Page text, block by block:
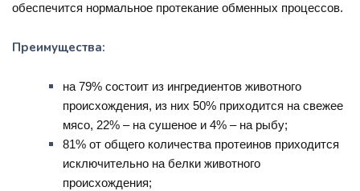
обеспечится нормальное протекание обменных процессов.
Преимущества:
на 79% состоит из ингредиентов животного
происхождения, из них 50% приходится на свежее
мясо, 22% – на сушеное и 4% – на рыбу;
81% от общего количества протеинов приходится
исключительно на белки животного
происхождения;